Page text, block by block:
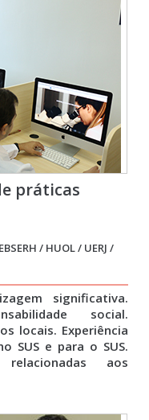
práticas
/ HUOL / UERJ /
significativa.
social.
locais. Experiência
SUS e para o SUS.
relacionadas aos